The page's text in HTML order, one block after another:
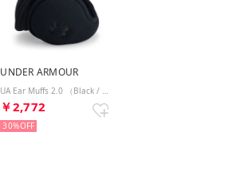
UNDER ARMOUR
￥2,772
30%